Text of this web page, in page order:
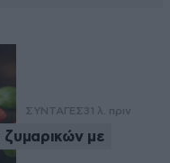
ΣΥΝΤΑΓΕΣ31 λ. πριν
ζυμαρικών με